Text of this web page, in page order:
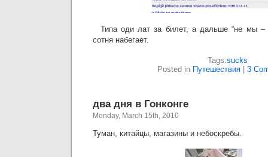
Типа оди лат за билет, а дальше “не мы –
сотня набегает.
Tags:sucks
Posted in Путешествия| 3
два дня в Гонконге
Monday, March 15th, 2010
Туман, китайцы, магазины и небоскребы.